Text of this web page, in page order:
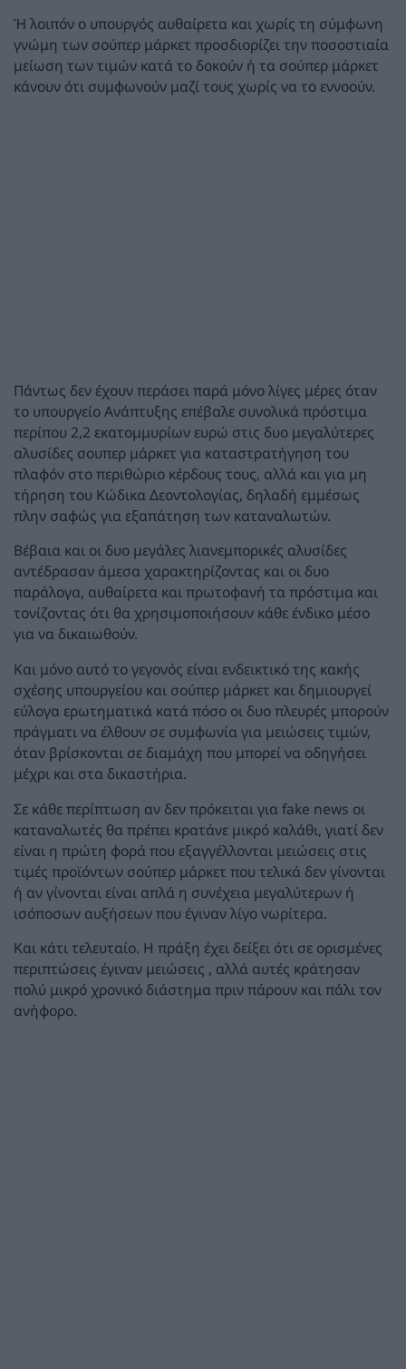
Ή λοιπόν ο υπουργός αυθαίρετα και χωρίς τη σύμφωνη
γνώμη των σούπερ μάρκετ προσδιορίζει την ποσοστιαία
μείωση των τιμών κατά το δοκούν ή τα σούπερ μάρκετ
κάνουν ότι συμφωνούν μαζί τους χωρίς να το εννοούν.
Πάντως δεν έχουν περάσει παρά μόνο λίγες μέρες όταν
το υπουργείο Ανάπτυξης επέβαλε συνολικά πρόστιμα
περίπου 2,2 εκατομμυρίων ευρώ στις δυο μεγαλύτερες
αλυσίδες σουπερ μάρκετ για καταστρατήγηση του
πλαφόν στο περιθώριο κέρδους τους, αλλά και για μη
τήρηση του Κώδικα Δεοντολογίας, δηλαδή εμμέσως
πλην σαφώς για εξαπάτηση των καταναλωτών.
Βέβαια και οι δυο μεγάλες λιανεμπορικές αλυσίδες
αντέδρασαν άμεσα χαρακτηρίζοντας και οι δυο
παράλογα, αυθαίρετα και πρωτοφανή τα πρόστιμα και
τονίζοντας ότι θα χρησιμοποιήσουν κάθε ένδικο μέσο
για να δικαιωθούν.
Και μόνο αυτό το γεγονός είναι ενδεικτικό της κακής
σχέσης υπουργείου και σούπερ μάρκετ και δημιουργεί
εύλογα ερωτηματικά κατά πόσο οι δυο πλευρές μπορούν
πράγματι να έλθουν σε συμφωνία για μειώσεις τιμών,
όταν βρίσκονται σε διαμάχη που μπορεί να οδηγήσει
μέχρι και στα δικαστήρια.
Σε κάθε περίπτωση αν δεν πρόκειται για fake news οι
καταναλωτές θα πρέπει κρατάνε μικρό καλάθι, γιατί δεν
είναι η πρώτη φορά που εξαγγέλλονται μειώσεις στις
τιμές προϊόντων σούπερ μάρκετ που τελικά δεν γίνονται
ή αν γίνονται είναι απλά η συνέχεια μεγαλύτερων ή
ισόποσων αυξήσεων που έγιναν λίγο νωρίτερα.
Και κάτι τελευταίο. Η πράξη έχει δείξει ότι σε ορισμένες
περιπτώσεις έγιναν μειώσεις , αλλά αυτές κράτησαν
πολύ μικρό χρονικό διάστημα πριν πάρουν και πάλι τον
ανήφορο.